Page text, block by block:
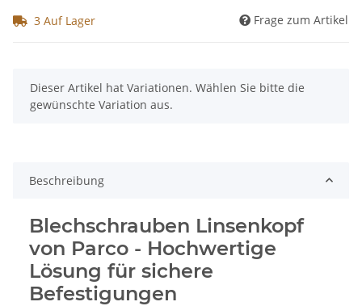
3 Auf Lager Frage zum Artikel
x
Dieser Artikel hat Variationen. Wählen Sie bitte die
gewünschte Variation aus.
Beschreibung
Blechschrauben Linsenkopf
von Parco - Hochwertige
Lösung für sichere
Befestigungen